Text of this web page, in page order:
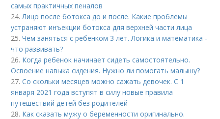
самых практичных пеналов
24. Лицо после ботокса до и после. Какие проблемы
устраняют инъекции ботокса для верхней части лица
25.Чем заняться с ребенком 3 лет. Логика и математика -
что развивать?
26. Когда ребенок начинает сидеть самостоятельно.
Освоение навыка сидения. Нужно ли помогать малышу?
27.Со скольки месяцев можно сажать девочек. С 1
января 2021 года вступят в силу новые правила
путешествий детей без родителей
28. Как сказать мужу о беременности оригинально.